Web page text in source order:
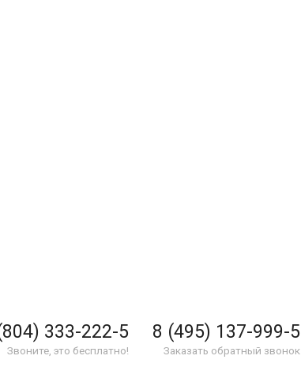
333-222-5
Звоните, это бесплатно!
8 (495) 137-999-5
Заказать обратный звонок